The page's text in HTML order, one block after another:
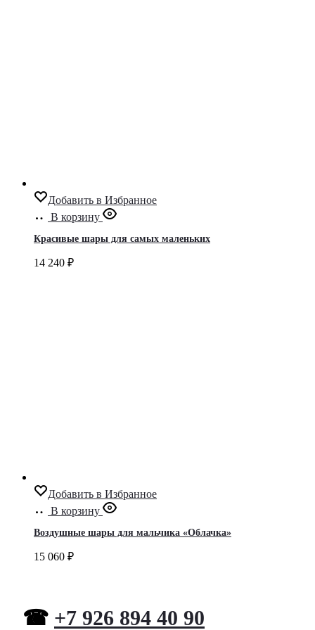
Добавить в Избранное
В корзину
Красивые шары для самых маленьких
14 240 ₽
Добавить в Избранное
В корзину
Воздушные шары для мальчика «Облачка»
15 060 ₽
☎ +7 926 894 40 90